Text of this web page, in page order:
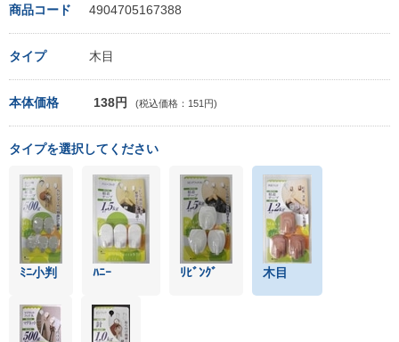
商品コード 4904705167388
タイプ 木目
本体価格 138円 (税込価格：151円)
タイプを選択してください
ﾐﾆ小判 ﾊﾆｰ ﾘﾋﾞﾝｸﾞ 木目